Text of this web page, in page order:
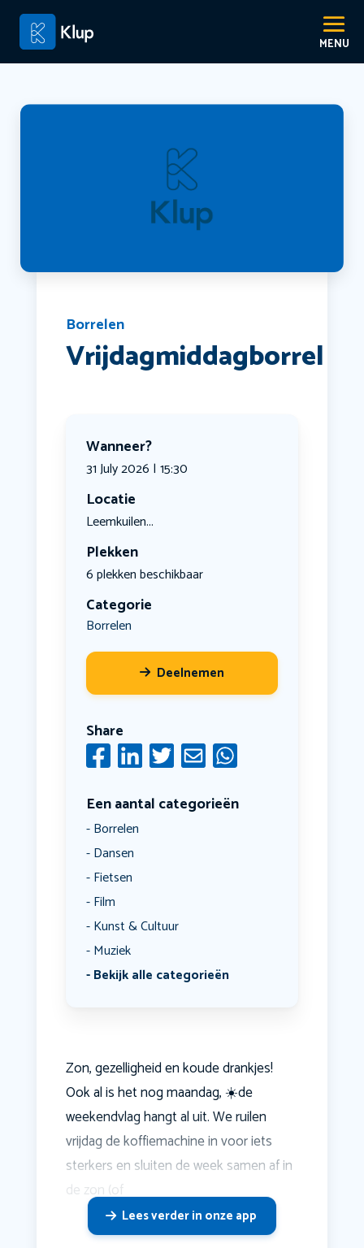
Borrelen
Vrijdagmiddagborrel
Wanneer?
31 July 2026 | 15:30
Locatie
Leemkuilen...
Plekken
6 plekken beschikbaar
Categorie
Borrelen
Deelnemen
Share
Een aantal categorieën
Borrelen
Dansen
Fietsen
Film
Kunst & Cultuur
Muziek
Bekijk alle categorieën
Zon, gezelligheid en koude drankjes!
Ook al is het nog maandag, ☀️de
weekendvlag hangt al uit. We ruilen
vrijdag de koffiemachine in voor iets
sterkers en sluiten de week samen af in
de zon (of
Lees verder in onze app